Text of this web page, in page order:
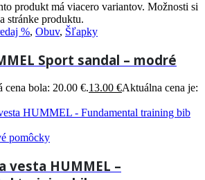
produkt má viacero variantov. Možnosti si
stránke produktu.
%, Obuv, Šľapky
Sport sandal – modré
cena bola: 20.00 €.13.00 €Aktuálna cena je:
pomôcky
vesta HUMMEL –